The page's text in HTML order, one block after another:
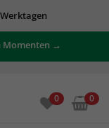
Momenten →
0 0